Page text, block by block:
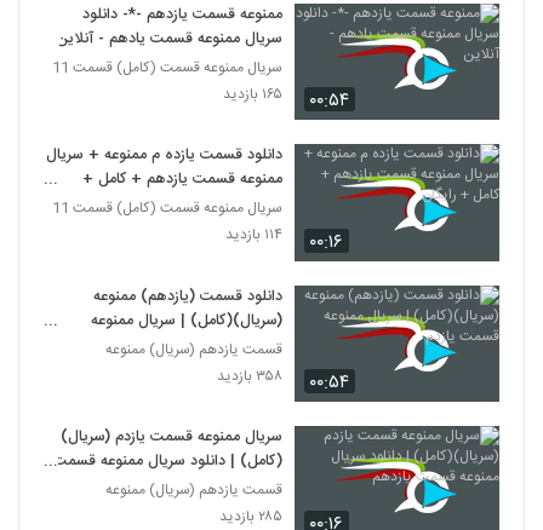
۰۰:۵۴
ممنوعه قسمت یازدهم -*- دانلود
سریال ممنوعه قسمت یادهم - آنلاین
سریال ممنوعه قسمت (کامل) قسمت 11
۱۶۵ بازدید
۰۰:۱۶
دانلود قسمت یازده م ممنوعه + سریال
ممنوعه قسمت یازدهم + کامل +
رایگان
سریال ممنوعه قسمت (کامل) قسمت 11
۱۱۴ بازدید
۰۰:۵۴
دانلود قسمت (یازدهم) ممنوعه
(سریال)(کامل) | سریال ممنوعه
قسمت یازدم
قسمت یازدهم (سریال) ممنوعه
۳۵۸ بازدید
سریال ممنوعه قسمت یازدم (سریال)
(کامل) | دانلود سریال ممنوعه قسمت
یازدهم
قسمت یازدهم (سریال) ممنوعه
۲۸۵ بازدید